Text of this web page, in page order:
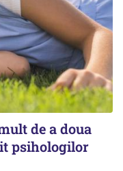
de a doua
psihologilor